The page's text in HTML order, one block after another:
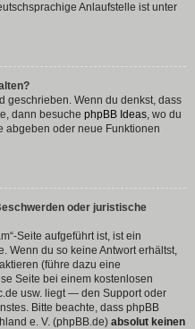
Anlaufstelle ist unter
geschrieben. Wenn du denkst, dass
dann besuche phpBB Ideas, wo du
abgeben oder neue Funktionen
oder juristische
Seite aufgeführt ist, ist ein
Wenn du so keine Antwort erhältst,
(führe dazu eine
Seite bei einem kostenlosen
usw. liegt — den Support oder
Bitte beachte, dass phpBB
e. V. (phpBB.de) absolut keinen